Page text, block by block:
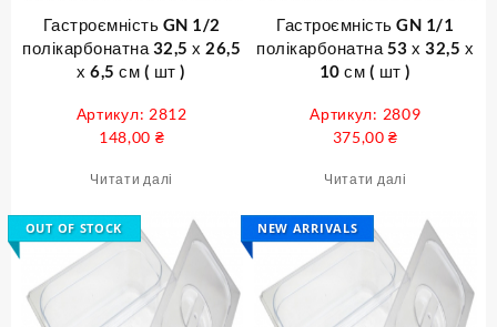
Гастроємність GN 1/2
полікарбонатна 32,5 х 26,5
х 6,5 см ( шт )
Артикул: 2812
148,00 ₴
Читати далі
Гастроємність GN 1/1
полікарбонатна 53 х 32,5 х
10 см ( шт )
Артикул: 2809
375,00₴
Читати далі
OUT OF STOCK NEW ARRIVALS